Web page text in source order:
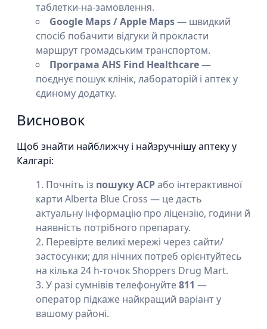
таблетки-на-замовлення.
Google Maps / Apple Maps— швидкий
спосіб побачити відгуки й прокласти
маршрут громадським транспортом.
Програма AHS Find Healthcare—
поєднує пошук клінік, лабораторій і аптек у
єдиному додатку.
Висновок
Щоб знайти найближчу і найзручнішу аптеку у
Калгарі:
Почніть із пошуку ACPабо інтерактивної
карти Alberta Blue Cross — це дасть
актуальну інформацію про ліцензію, години й
наявність потрібного препарату.
Перевірте великі мережі через сайти/
застосунки; для нічних потреб орієнтуйтесь
на кілька 24 h-точок Shoppers Drug Mart.
У разі сумнівів телефонуйте811 —
оператор підкаже найкращий варіант у
вашому районі.